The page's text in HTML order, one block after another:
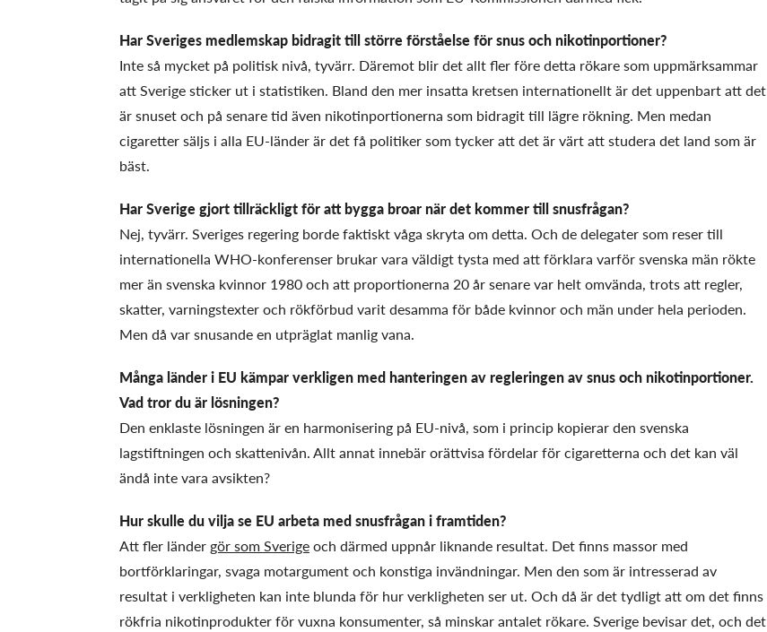
Har Sveriges medlemskap bidragit till större förståelse för snus och nikotinportioner?
Inte så mycket på politisk nivå, tyvärr. Däremot blir det allt fler före detta rökare som uppmärksammar
att Sverige sticker ut i statistiken. Bland den mer insatta kretsen internationellt är det uppenbart att det
är snuset och på senare tid även nikotinportionerna som bidragit till lägre rökning. Men medan
cigaretter säljs i alla EU-länder är det få politiker som tycker att det är värt att studera det land som är
bäst.
Har Sverige gjort tillräckligt för att bygga broar när det kommer till snusfrågan?
Nej, tyvärr. Sveriges regering borde faktiskt våga skryta om detta. Och de delegater som reser till
internationella WHO-konferenser brukar vara väldigt tysta med att förklara varför svenska män rökte
mer än svenska kvinnor 1980 och att proportionerna 20 år senare var helt omvända, trots att regler,
skatter, varningstexter och rökförbud varit desamma för både kvinnor och män under hela perioden.
Men då var snusande en utpräglat manlig vana.
Många länder i EU kämpar verkligen med hanteringen av regleringen av snus och nikotinportioner.
Vad tror du är lösningen?
Den enklaste lösningen är en harmonisering på EU-nivå, som i princip kopierar den svenska
lagstiftningen och skattenivån. Allt annat innebär orättvisa fördelar för cigaretterna och det kan väl
ändå inte vara avsikten?
Hur skulle du vilja se EU arbeta med snusfrågan i framtiden?
Att fler länder gör som Sverigeoch därmed uppnår liknande resultat. Det finns massor med
bortförklaringar, svaga motargument och konstiga invändningar. Men den som är intresserad av
resultat i verkligheten kan inte blunda för hur verkligheten ser ut. Och då är det tydligt att om det finns
rökfria nikotinprodukter för vuxna konsumenter, så minskar antalet rökare. Sverige bevisar det, och det